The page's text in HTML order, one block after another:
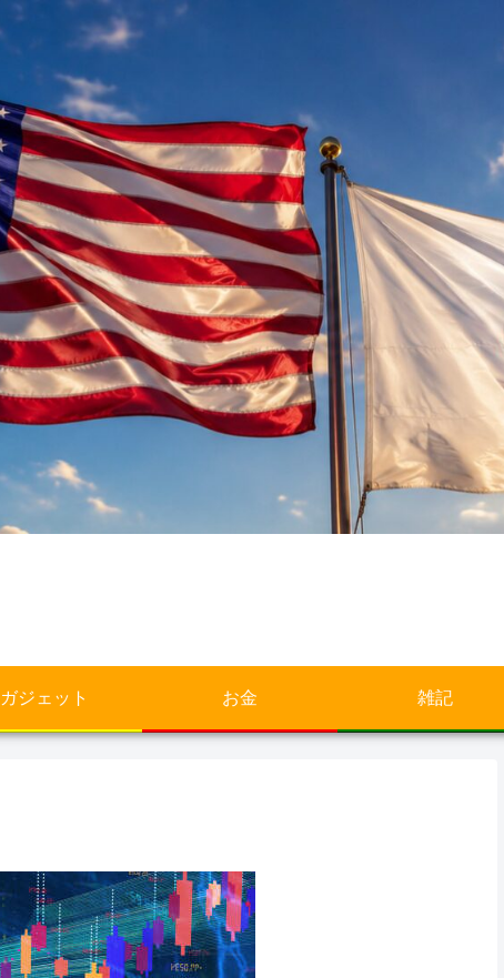
ガジェット お金 雑記